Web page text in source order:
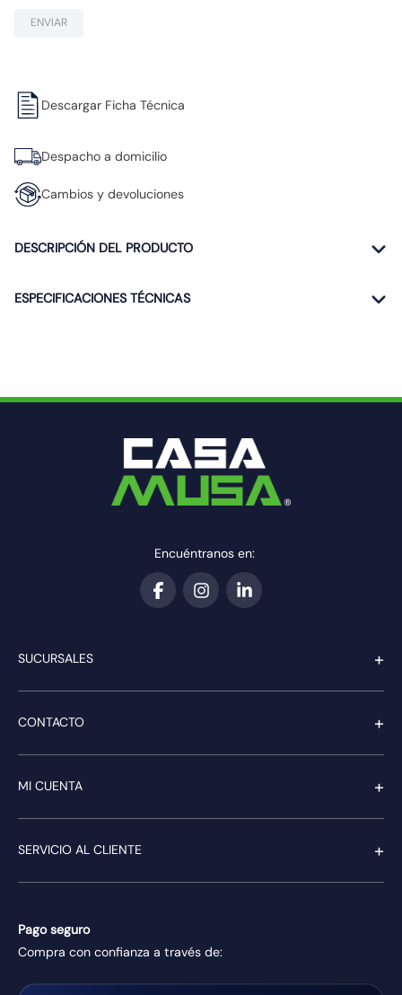
ENVIAR
Descargar Ficha Técnica
Despacho a domicilio
Cambios y devoluciones
DESCRIPCIÓN DEL PRODUCTO
ESPECIFICACIONES TÉCNICAS
Encuéntranos en:
SUCURSALES +
CONTACTO +
MI CUENTA +
SERVICIO AL CLIENTE +
Pago seguro
Compra con confianza a través de: